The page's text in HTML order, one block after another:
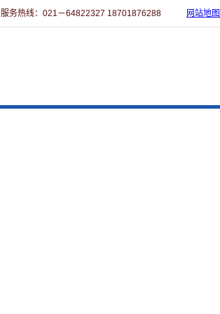
服务热线：021－64822327 18701876288 网站地图